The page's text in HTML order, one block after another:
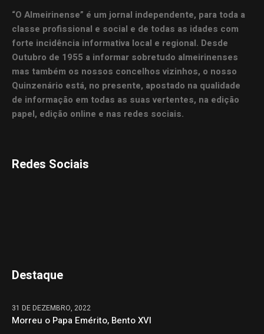
“O Almeirinense” é um jornal independente, para toda a
classe profissional e social e de todas as idades com
forte incidência informativa local e regional. Desde
Outubro de 1955 a informar sobretudo almeirinenses
mas também os nossos concelhos vizinhos, o nosso
Quinzenário está, no presente, apostado na qualidade
de informação em todas as suas vertentes, na edição
papel, edição online e nas redes sociais.
Redes Sociais
Destaque
31 DE DEZEMBRO, 2022
Morreu o Papa Emérito, Bento XVI